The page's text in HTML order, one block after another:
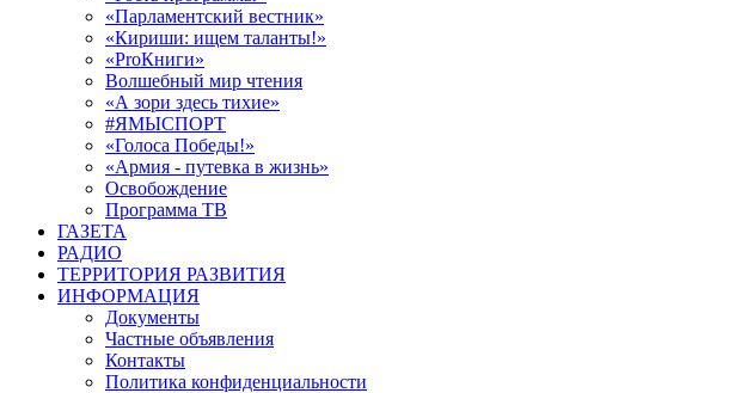
«Парламентский вестник»
«Кириши: ищем таланты!»
«ProКниги»
Волшебный мир чтения
«А зори здесь тихие»
#ЯМЫСПОРТ
«Голоса Победы!»
«Армия - путевка в жизнь»
Освобождение
Программа ТВ
ГАЗЕТА
РАДИО
ТЕРРИТОРИЯ РАЗВИТИЯ
ИНФОРМАЦИЯ
Документы
Частные объявления
Контакты
Политика конфиденциальности